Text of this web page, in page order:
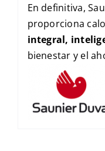
En definitiva,
proporciona
integral,
bienestar y el